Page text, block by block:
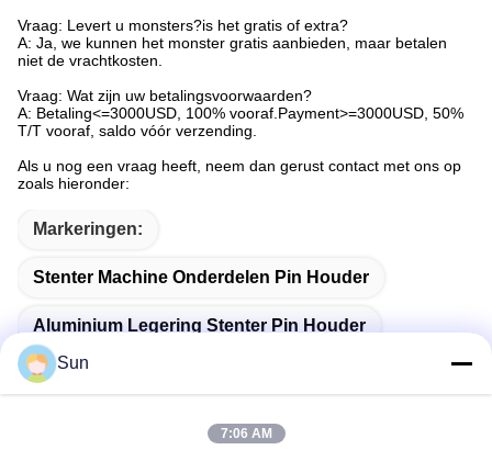
Vraag: Levert u monsters?is het gratis of extra?
A: Ja, we kunnen het monster gratis aanbieden, maar betalen
niet de vrachtkosten.
Vraag: Wat zijn uw betalingsvoorwaarden?
A: Betaling<=3000USD, 100% vooraf.Payment>=3000USD, 50%
T/T vooraf, saldo vóór verzending.
Als u nog een vraag heeft, neem dan gerust contact met ons op
zoals hieronder:
Markeringen:
Stenter Machine Onderdelen Pin Houder
Aluminium Legering Stenter Pin Houder
Ehwha Stenter Machine Onderdelen
Sun
7:06 AM